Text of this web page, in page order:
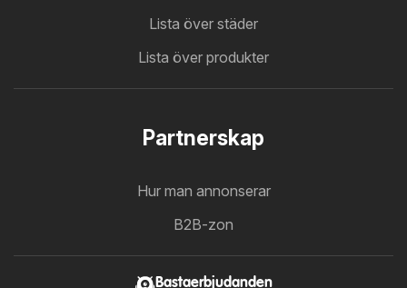
Lista över städer
Lista över produkter
Partnerskap
Hur man annonserar
B2B-zon
Bastaerbjudanden